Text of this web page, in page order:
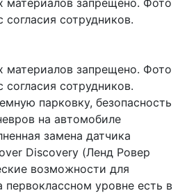
сотрудников.
материалов запрещено. Фото
сотрудников.
парковку, безопасность
на автомобиле
замена датчика
Discovery (Ленд Ровер
возможности для
первоклассном уровне есть в